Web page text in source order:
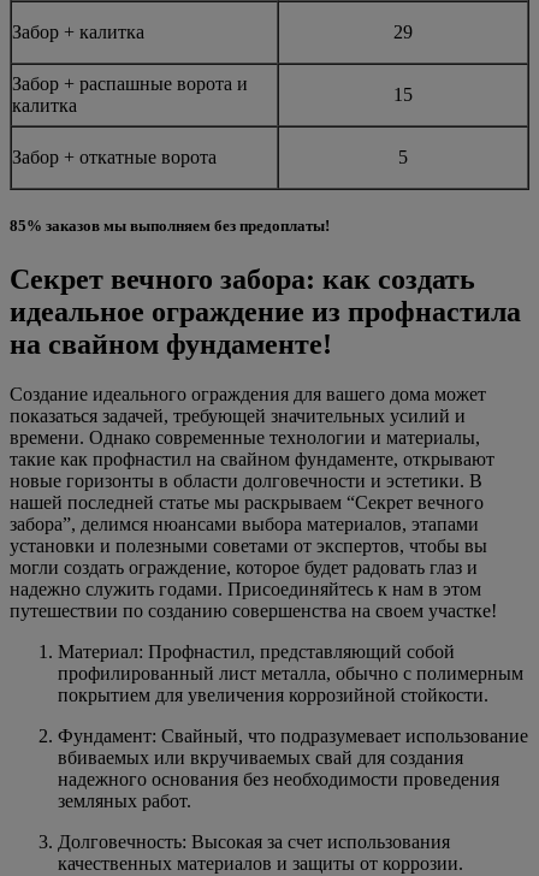
Забор + калитка 29
Забор + распашные ворота и
калитка
15
Забор + откатные ворота 5
85% заказов мы выполняем без предоплаты!
Секрет вечного забора: как создать
идеальное ограждение из профнастила
на свайном фундаменте!
Создание идеального ограждения для вашего дома может
показаться задачей, требующей значительных усилий и
времени. Однако современные технологии и материалы,
такие как профнастил на свайном фундаменте, открывают
новые горизонты в области долговечности и эстетики. В
нашей последней статье мы раскрываем “Секрет вечного
забора”, делимся нюансами выбора материалов, этапами
установки и полезными советами от экспертов, чтобы вы
могли создать ограждение, которое будет радовать глаз и
надежно служить годами. Присоединяйтесь к нам в этом
путешествии по созданию совершенства на своем участке!
Материал: Профнастил, представляющий собой
профилированный лист металла, обычно с полимерным
покрытием для увеличения коррозийной стойкости.
Фундамент: Свайный, что подразумевает использование
вбиваемых или вкручиваемых свай для создания
надежного основания без необходимости проведения
земляных работ.
Долговечность: Высокая за счет использования
качественных материалов и защиты от коррозии.